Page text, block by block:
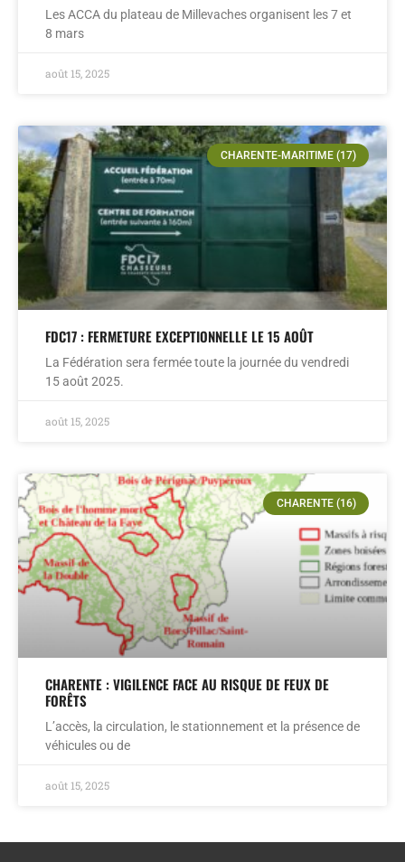
Les ACCA du plateau de Millevaches organisent les 7 et
8 mars
août 15, 2025
CHARENTE-MARITIME (17)
FDC17 : FERMETURE EXCEPTIONNELLE LE 15 AOÛT
La Fédération sera fermée toute la journée du vendredi
15 août 2025.
août 15, 2025
CHARENTE (16)
CHARENTE : VIGILENCE FACE AU RISQUE DE FEUX DE
FORÊTS
L’accès, la circulation, le stationnement et la présence de
véhicules ou de
août 15, 2025